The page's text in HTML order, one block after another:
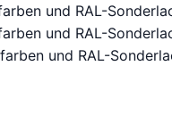
und RAL-
und RAL-
und RAL-